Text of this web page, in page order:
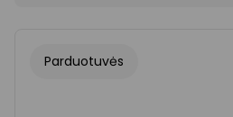
Parduotuvės